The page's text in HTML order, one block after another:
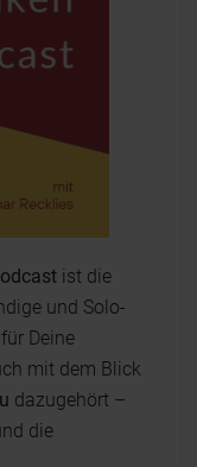
ist die
und Solo-
Deine
mit dem Blick
dazugehört –
die